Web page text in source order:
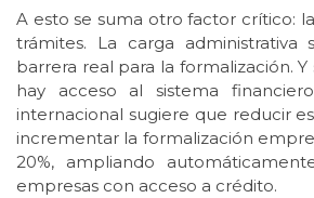
A esto se suma otro factor crítico:
trámites. La carga administrativa
barrera real para la formalización.
hay acceso al sistema
internacional sugiere que reducir
incrementar la formalización
20%, ampliando
empresas con acceso a crédito.